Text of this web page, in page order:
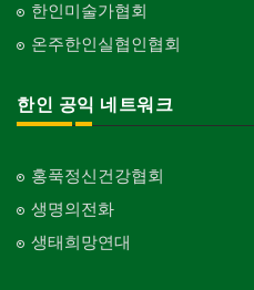
한인미술가협회
온주한인실협인협회
한인 공익 네트워크
홍푹정신건강협회
생명의전화
생태희망연대